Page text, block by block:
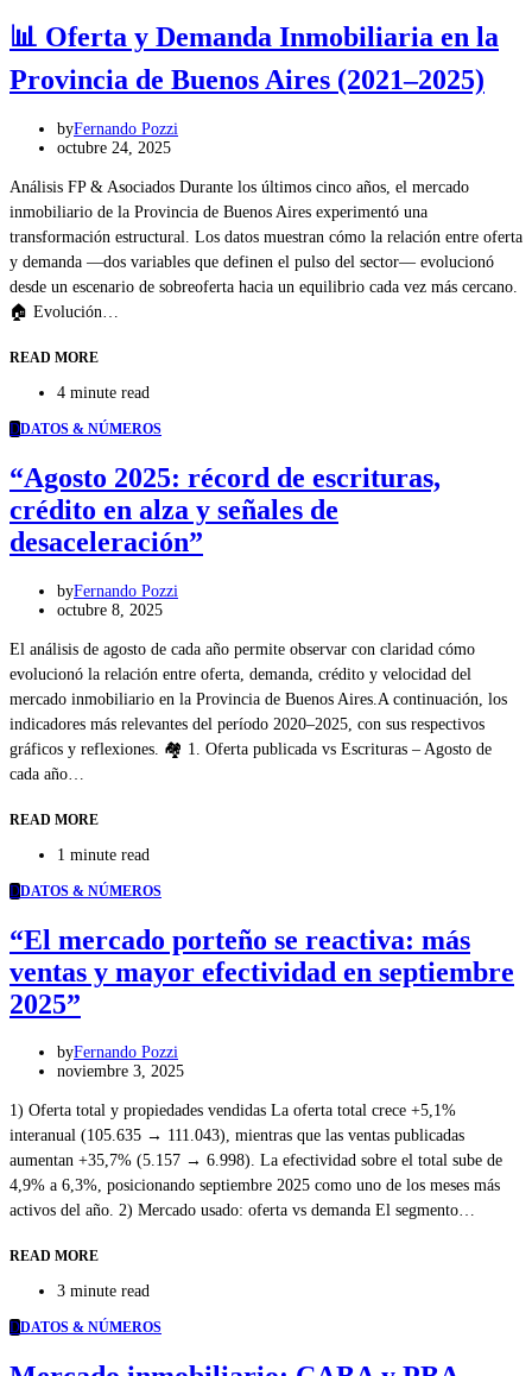
📊 Oferta y Demanda Inmobiliaria en la
Provincia de Buenos Aires (2021–2025)
byFernando Pozzi
octubre 24, 2025
Análisis FP & Asociados Durante los últimos cinco años, el mercado
inmobiliario de la Provincia de Buenos Aires experimentó una
transformación estructural. Los datos muestran cómo la relación entre oferta
y demanda —dos variables que definen el pulso del sector— evolucionó
desde un escenario de sobreoferta hacia un equilibrio cada vez más cercano.
🏠 Evolución…
READ MORE
4 minute read
DDATOS & NÚMEROS
“Agosto 2025: récord de escrituras,
crédito en alza y señales de
desaceleración”
byFernando Pozzi
octubre 8, 2025
El análisis de agosto de cada año permite observar con claridad cómo
evolucionó la relación entre oferta, demanda, crédito y velocidad del
mercado inmobiliario en la Provincia de Buenos Aires.A continuación, los
indicadores más relevantes del período 2020–2025, con sus respectivos
gráficos y reflexiones. 🏘️ 1. Oferta publicada vs Escrituras – Agosto de
cada año…
READ MORE
1 minute read
DDATOS & NÚMEROS
“El mercado porteño se reactiva: más
ventas y mayor efectividad en septiembre
2025”
byFernando Pozzi
noviembre 3, 2025
1) Oferta total y propiedades vendidas La oferta total crece +5,1%
interanual (105.635 → 111.043), mientras que las ventas publicadas
aumentan +35,7% (5.157 → 6.998). La efectividad sobre el total sube de
4,9% a 6,3%, posicionando septiembre 2025 como uno de los meses más
activos del año. 2) Mercado usado: oferta vs demanda El segmento…
READ MORE
3 minute read
DDATOS & NÚMEROS